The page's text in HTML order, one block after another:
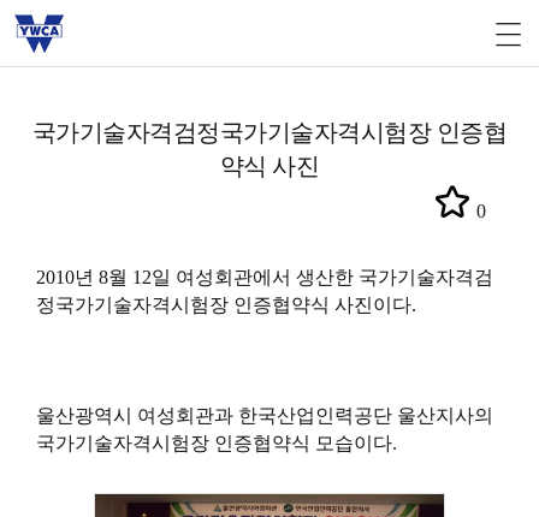
국가기술자격검정국가기술자격시험장 인증협
약식 사진
0
2010년 8월 12일 여성회관에서 생산한 국가기술자격검
정국가기술자격시험장 인증협약식 사진이다.
울산광역시 여성회관과 한국산업인력공단 울산지사의
국가기술자격시험장 인증협약식 모습이다.